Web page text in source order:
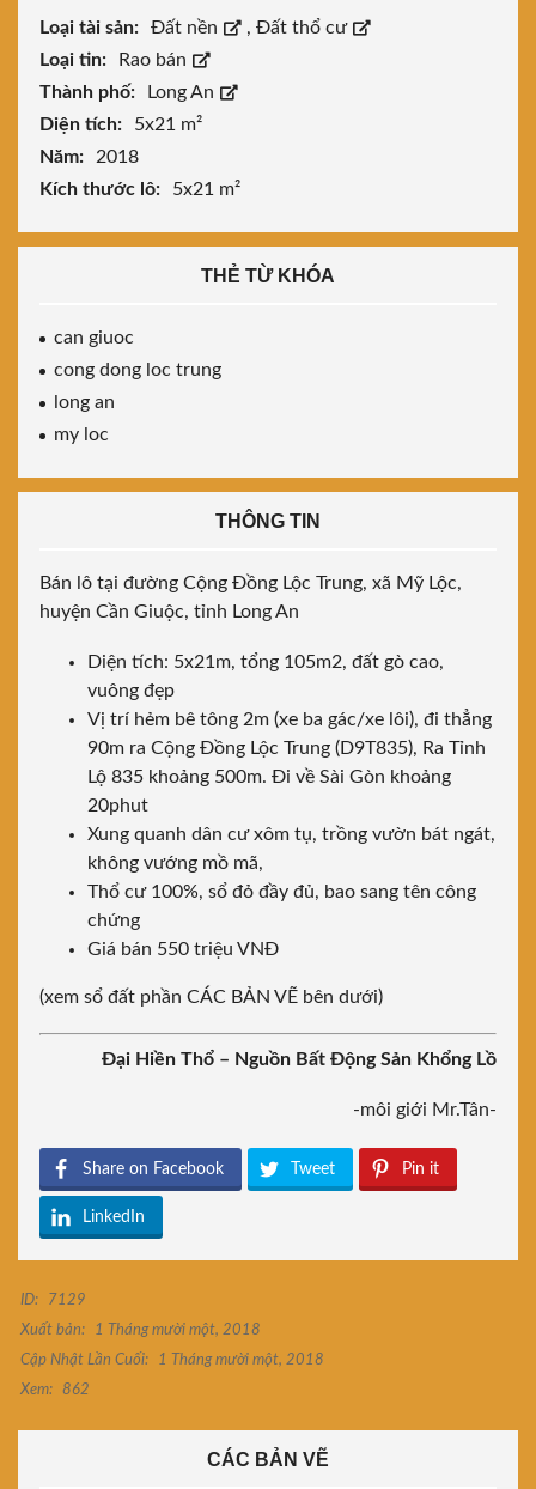
Loại tài sản: Đất nền , Đất thổ cư
Loại tin:
Rao bán
Thành phố:
Long An
Diện tích:
5x21 m²
Năm:
2018
Kích thước lô:
5x21 m²
THẺ TỪ KHÓA
can giuoc
cong dong loc trung
long an
my loc
THÔNG TIN
Bán lô tại đường Cộng Đồng Lộc Trung, xã Mỹ Lộc,
huyện Cần Giuộc, tỉnh Long An
Diện tích: 5x21m, tổng 105m2, đất gò cao,
vuông đẹp
Vị trí hẻm bê tông 2m (xe ba gác/xe lôi), đi thẳng
90m ra Cộng Đồng Lộc Trung (D9T835), Ra Tỉnh
Lộ 835 khoảng 500m. Đi về Sài Gòn khoảng
20phut
Xung quanh dân cư xôm tụ, trồng vườn bát ngát,
không vướng mồ mã,
Thổ cư 100%, sổ đỏ đầy đủ, bao sang tên công
chứng
Giá bán 550 triệu VNĐ
(xem sổ đất phần CÁC BẢN VẼ bên dưới)
Đại Hiền Thổ – Nguồn Bất Động Sản Khổng Lồ
-môi giới Mr.Tân-
Share on Facebook Tweet Pin it
LinkedIn
ID:
7129
Xuất bản:
1 Tháng mười một, 2018
Cập Nhật Lần Cuối:
1 Tháng mười một, 2018
Xem:
862
CÁC BẢN VẼ